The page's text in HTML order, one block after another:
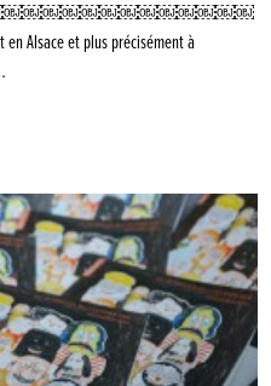
Tout public ￼￼￼￼￼￼￼￼￼￼￼￼￼￼
et plus précisément à